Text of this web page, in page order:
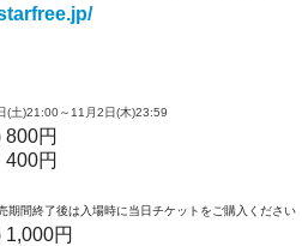
(土)21:00～11月2日(木)23:59
円
円
期間終了後は入場時に当日チケットをご購入ください
円